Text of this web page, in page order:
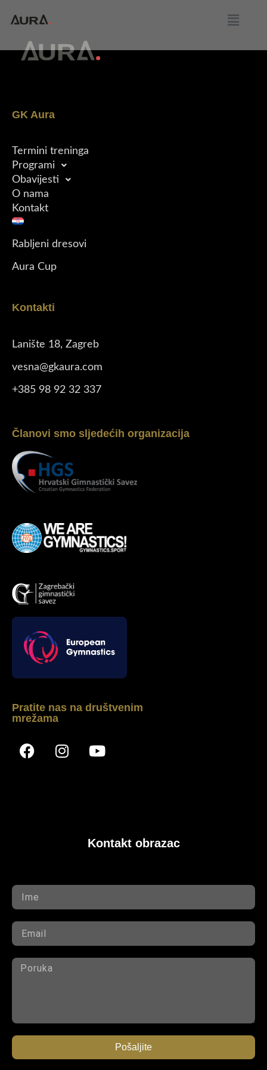
GK Aura
Termini treninga
Programi
Obavijesti
O nama
Kontakt
Rabljeni dresovi
Aura Cup
Kontakti
Lanište 18, Zagreb
vesna@gkaura.com
+385 98 92 32 337
Članovi smo sljedećih organizacija
Pratite nas na društvenim
mrežama
Kontakt obrazac
Pošaljite